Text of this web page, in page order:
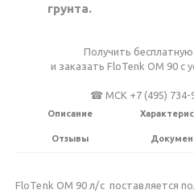
грунта.
Получить
и заказать FloTenk OM 90
☎ МСК +7 (495) 734-
Описание
Отзывы
FloTenk OM 90 л/с поставляется